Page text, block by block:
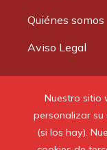
Nuestro sitio
personalizar
(si los hay).
Quiénes somos
Aviso Legal